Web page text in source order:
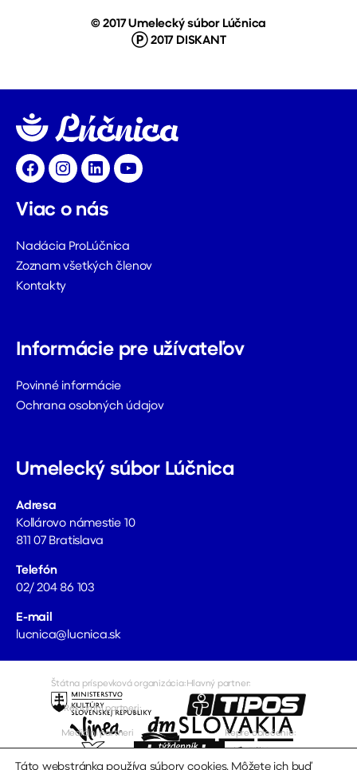
© 2017 Umelecký súbor Lúčnica
Ⓟ 2017 DISKANT
FacebookInstagramLinkedInYouTube
Viac o nás
Nadácia ProLúčnica
Zoznam všetkých členov
Kontakty
Informácie pre užívateľov
Povinné informácie
Ochrana osobných údajov
Umelecký súbor Lúčnica
Adresa
Kollárovo námestie 10
811 07 Bratislava
Telefón
02/ 204 86 103
E-mail
lucnica@lucnica.sk
Štátna príspevková organizácia:Hlavný partner:
Reklamní partneri:
Mediálni partneri Repre oblečenie:
Táto webstránka používa súbory cookies. Môžete ich buď